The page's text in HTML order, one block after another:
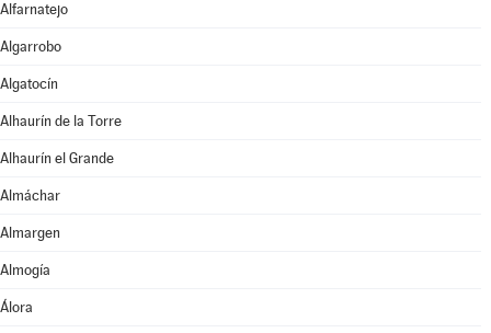
Alfarnatejo
Algarrobo
Algatocín
Alhaurín de la Torre
Alhaurín el Grande
Almáchar
Almargen
Almogía
Álora